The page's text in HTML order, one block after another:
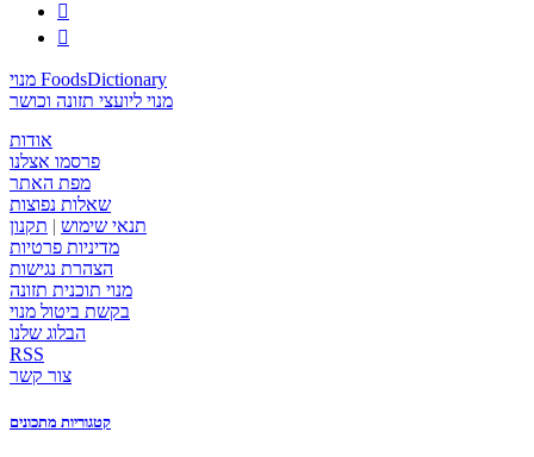


מנוי FoodsDictionary
מנוי ליועצי תזונה וכושר
אודות
פרסמו אצלנו
מפת האתר
שאלות נפוצות
תנאי שימוש | תקנון
מדיניות פרטיות
הצהרת נגישות
מנוי תוכנית תזונה
בקשת ביטול מנוי
הבלוג שלנו
RSS
צור קשר
קטגוריות מתכונים